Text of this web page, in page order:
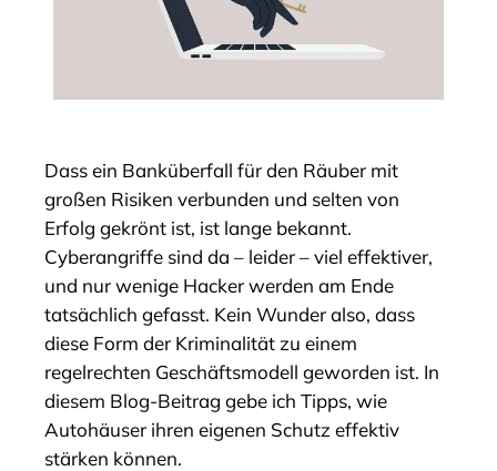
Dass ein Banküberfall für den Räuber mit
großen Risiken verbunden und selten von
Erfolg gekrönt ist, ist lange bekannt.
Cyberangriffe sind da – leider – viel effektiver,
und nur wenige Hacker werden am Ende
tatsächlich gefasst. Kein Wunder also, dass
diese Form der Kriminalität zu einem
regelrechten Geschäftsmodell geworden ist. In
diesem Blog-Beitrag gebe ich Tipps, wie
Autohäuser ihren eigenen Schutz effektiv
stärken können.